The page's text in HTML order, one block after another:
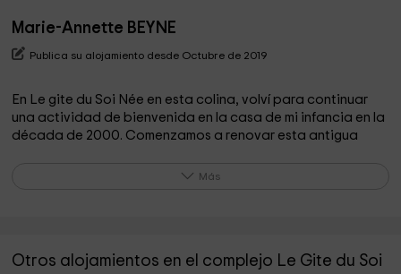
Marie-Annette BEYNE
Publica su alojamiento desde Octubre de 2019
En Le gite du Soi Née en esta colina, volví para continuar
una actividad de bienvenida en la casa de mi infancia en la
década de 2000. Comenzamos a renovar esta antigua
el antiguo secador de tabaco en la sala de yoga, el lugar se
Más
Otros alojamientos en el complejo Le Gite du Soi